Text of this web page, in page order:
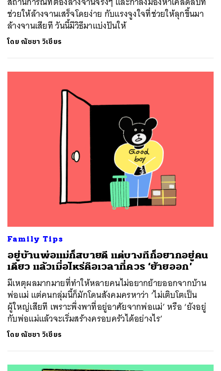
ช่วยให้ล้างจานเสร็จโดยง่าย กับแรงจูงใจที่ช่วยให้ลุกขึ้นมา
ล้างจานเสียที วันนี้มีวิธีมาแบ่งปันให้
โดย ณัชชา วิเชียร
Family Tips
อยู่บ้านพ่อแม่ก็สบายดี แต่บางทีก็อยากอยู่คน
เดียว แล้วเมื่อไหร่คือเวลาที่ควร ‘ย้ายออก’
มีเหตุผลมากมายที่ทำให้หลายคนไม่อยากย้ายออกจากบ้าน
พ่อแม่ แต่คนกลุ่มนี้ก็มักโดนสังคมครหาว่า ‘ไม่เติบโตเป็น
ผู้ใหญ่เสียที เพราะพึ่งพาที่อยู่อาศัยจากพ่อแม่’ หรือ ‘ยังอยู่
กับพ่อแม่แล้วจะเริ่มสร้างครอบครัวได้อย่างไร’
โดย ณัชชา วิเชียร